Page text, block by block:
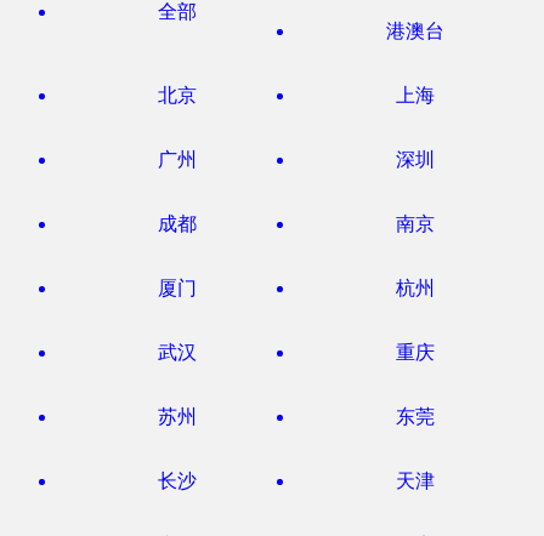
全部
港澳台
北京 上海
广州 深圳
成都 南京
厦门 杭州
武汉 重庆
苏州 东莞
长沙 天津